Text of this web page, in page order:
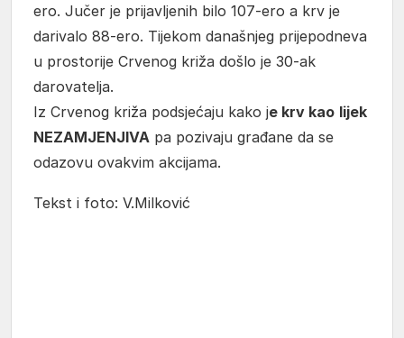
ero. Jučer je prijavljenih bilo 107-ero a krv je
darivalo 88-ero. Tijekom današnjeg prijepodneva
u prostorije Crvenog križa došlo je 30-ak
darovatelja.
Iz Crvenog križa podsjećaju kako je krv kao lijek
NEZAMJENJIVA pa pozivaju građane da se
odazovu ovakvim akcijama.
Tekst i foto: V.Milković